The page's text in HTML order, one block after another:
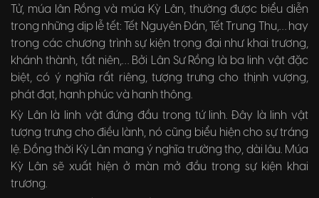
Tử, múa lân Rồng và múa Kỳ Lân, thường được biểu diễn
trong những dịp lễ tết: Tết Nguyên Đán, Tết Trung Thu,… hay
trong các chương trình sự kiện trọng đại như khai trương,
khánh thành, tất niên,… Bởi Lân Sư Rồng là ba linh vật đặc
biệt, có ý nghĩa rất riêng, tượng trưng cho thịnh vượng,
phát đạt, hạnh phúc và hanh thông.
Kỳ Lân là linh vật đứng đầu trong tứ linh. Đây là linh vật
tượng trưng cho điều lành, nó cũng biểu hiện cho sự tráng
lệ. Đồng thời Kỳ Lân mang ý nghĩa trường thọ, dài lâu. Múa
Kỳ Lân sẽ xuất hiện ở màn mở đầu trong sự kiện khai
trương.